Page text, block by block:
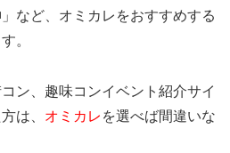
など、オミカレをおすすめする
。
ン、趣味コンイベント紹介サイ
は、 オミカレ を選べば間違いな